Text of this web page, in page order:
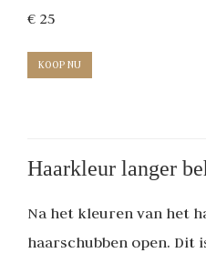
€ 25
KOOP NU
Haarkleur langer
Na het kleuren van het
haarschubben open. Dit